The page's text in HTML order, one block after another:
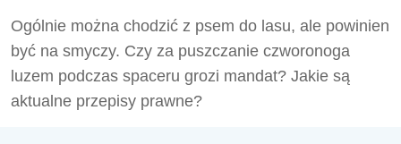
Ogólnie można chodzić z psem do lasu, ale powinien
być na smyczy. Czy za puszczanie czworonoga
luzem podczas spaceru grozi mandat? Jakie są
aktualne przepisy prawne?